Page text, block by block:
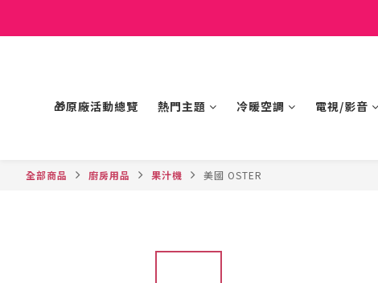
🎁原廠活動總覽 熱門主題 冷暖空調 電視/影音
全部商品 廚房用品 果汁機 美國 OSTER